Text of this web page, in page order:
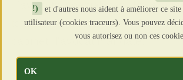
d'avocats spécialistes de la
total sera autour des 5000
cabinet d'avocat mandaté.
Cela représente une
!)
et d'autres nous aident à améliorer ce
utilisateur (cookies traceurs). Vous pouvez
vous autorisez ou non ces
OK